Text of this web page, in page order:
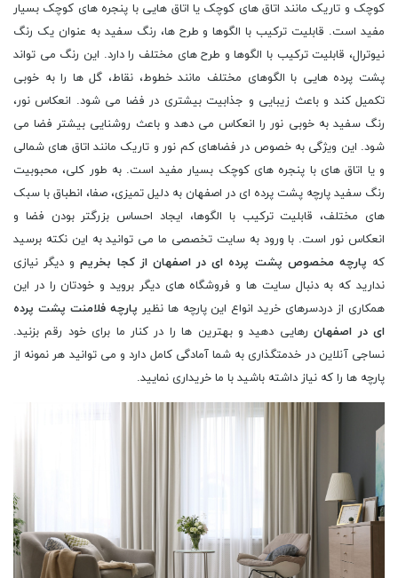
کوچک و تاریک مانند اتاق های کوچک یا اتاق هایی با پنجره های کوچک بسیار
مفید است. قابلیت ترکیب با الگوها و طرح ها، رنگ سفید به عنوان یک رنگ
نیوترال، قابلیت ترکیب با الگوها و طرح های مختلف را دارد. این رنگ می تواند
پشت پرده هایی با الگوهای مختلف مانند خطوط، نقاط، گل ها را به خوبی
تکمیل کند و باعث زیبایی و جذابیت بیشتری در فضا می شود. انعکاس نور،
رنگ سفید به خوبی نور را انعکاس می دهد و باعث روشنایی بیشتر فضا می
شود. این ویژگی به خصوص در فضاهای کم نور و تاریک مانند اتاق های شمالی
و یا اتاق های با پنجره های کوچک بسیار مفید است. به طور کلی، محبوبیت
رنگ سفید پارچه پشت پرده ای در اصفهان به دلیل تمیزی، صفا، انطباق با سبک
های مختلف، قابلیت ترکیب با الگوها، ایجاد احساس بزرگتر بودن فضا و
انعکاس نور است. با ورود به سایت تخصصی ما می توانید به این نکته برسید
که پارچه مخصوص پشت پرده ای در اصفهان از کجا بخریمو دیگر نیازی
ندارید که به دنبال سایت ها و فروشگاه های دیگر بروید و خودتان را در این
همکاری از دردسرهای خرید انواع این پارچه ها نظیر پارچه فلامنت پشت پرده
ای در اصفهانرهایی دهید و بهترین ها را در کنار ما برای خود رقم بزنید.
نساجی آنلاین در خدمتگذاری به شما آمادگی کامل دارد و می توانید هر نمونه از
پارچه ها را که نیاز داشته باشید با ما خریداری نمایید.